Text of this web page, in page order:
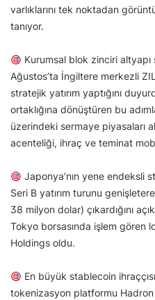
varlıklarını tek noktadan
tanıyor.
Kurumsal blok zinciri altyapı
Ağustos’ta İngiltere merkezli
stratejik yatırım yaptığını
ortaklığına dönüştüren bu
üzerindeki sermaye piyasaları
acenteliği, ihraç ve teminat
Japonya’nın yene endeksli
Seri B yatırım turunu
38 milyon dolar) çıkardığını
Tokyo borsasında işlem gören
Holdings oldu.
En büyük stablecoin
tokenizasyon platformu Hadron